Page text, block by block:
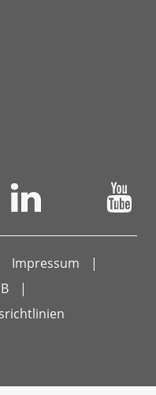
Impressum